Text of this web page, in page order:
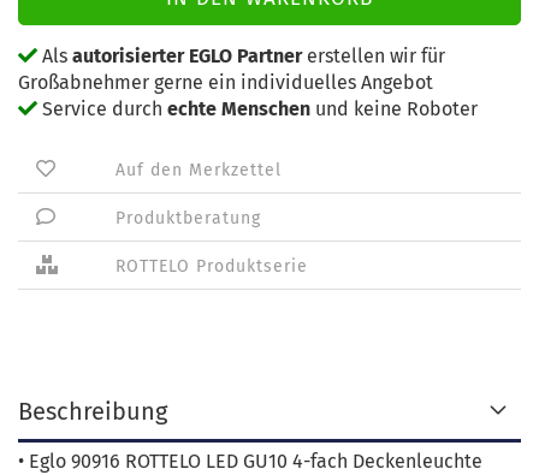
Als autorisierter EGLO Partnererstellen wir für
Großabnehmer gerne ein individuelles Angebot
Service durch echte Menschen und keine Roboter
Auf den Merkzettel
Produktberatung
ROTTELO Produktserie
Beschreibung
• Eglo 90916 ROTTELO LED GU10 4-fach Deckenleuchte